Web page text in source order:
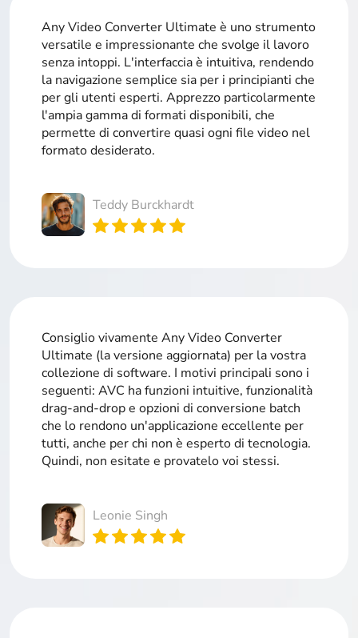
Any Video Converter Ultimate è uno strumento
versatile e impressionante che svolge il lavoro
senza intoppi. L'interfaccia è intuitiva, rendendo
la navigazione semplice sia per i principianti che
per gli utenti esperti. Apprezzo particolarmente
l'ampia gamma di formati disponibili, che
permette di convertire quasi ogni file video nel
formato desiderato.
Teddy Burckhardt
Consiglio vivamente Any Video Converter
Ultimate (la versione aggiornata) per la vostra
collezione di software. I motivi principali sono i
seguenti: AVC ha funzioni intuitive, funzionalità
drag-and-drop e opzioni di conversione batch
che lo rendono un'applicazione eccellente per
tutti, anche per chi non è esperto di tecnologia.
Quindi, non esitate e provatelo voi stessi.
Leonie Singh